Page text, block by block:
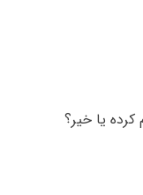
یا خیر؟